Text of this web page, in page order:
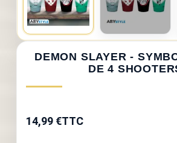
DEMON SLAYER -
DE 4
14,99 €TTC